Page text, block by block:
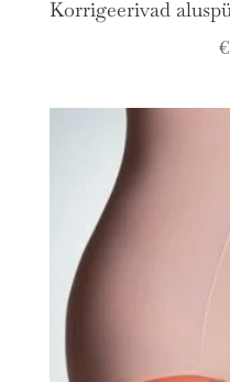
Korrigeerivad
€